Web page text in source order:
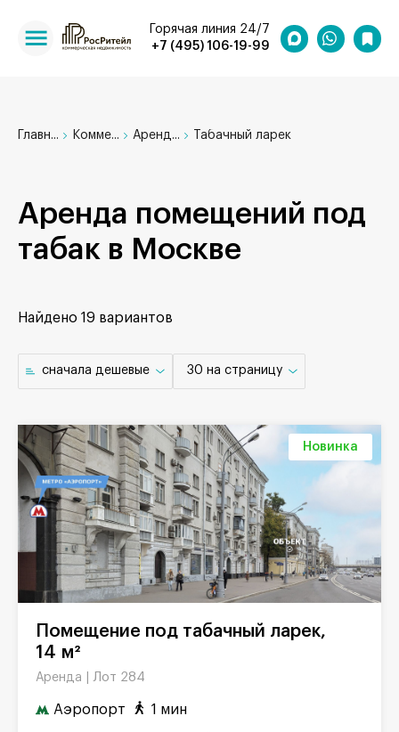
+7 (495) 106-19-99
Горячая линия 24/7
Главн... Комме... Аренд... Табачный ларек
Аренда помещений под
табак в Москве
Найдено 19 вариантов
cначала дешевые 30 на страницу
Новинка
14 м²
Аренда | Лот 284
Аэропорт 1 мин